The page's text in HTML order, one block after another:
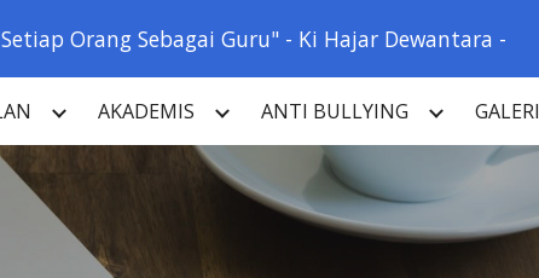
Skip to navigation
Orang Sebagai Guru" - Ki Hajar Dewantara -
AKADEMIS ANTI BULLYING GALERI